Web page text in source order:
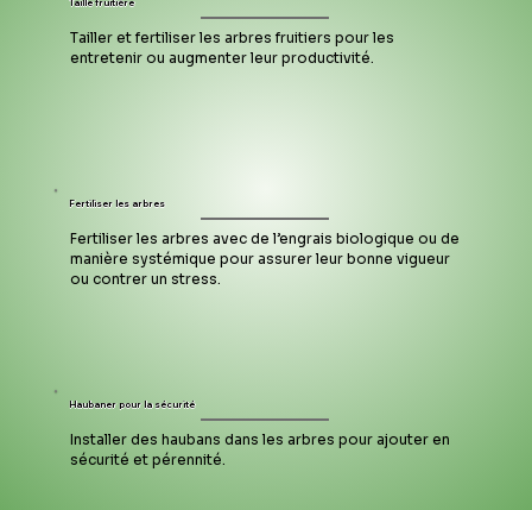
Taille fruitière
Tailler et fertiliser les arbres fruitiers pour les
entretenir ou augmenter leur productivité.
Fertiliser les arbres
Fertiliser les arbres avec de l’engrais biologique ou de
manière systémique pour assurer leur bonne vigueur
ou contrer un stress.
Haubaner pour la sécurité
Installer des haubans dans les arbres pour ajouter en
sécurité et pérennité.